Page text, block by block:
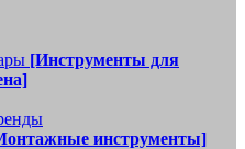
[Инструменты для
инструменты]